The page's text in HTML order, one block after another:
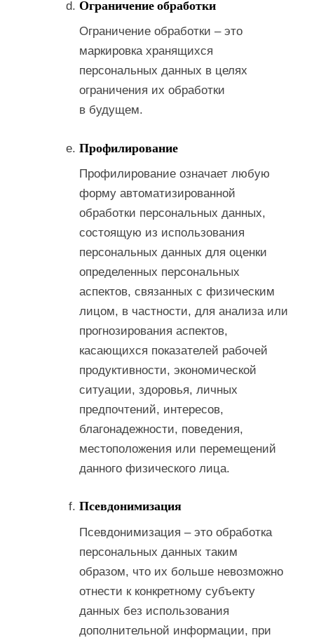
Ограничение обработки
Ограничение обработки – это
маркировка хранящихся
персональных данных в целях
ограничения их обработки
в будущем.
Профилирование
Профилирование означает любую
форму автоматизированной
обработки персональных данных,
состоящую из использования
персональных данных для оценки
определенных персональных
аспектов, связанных с физическим
лицом, в частности, для анализа или
прогнозирования аспектов,
касающихся показателей рабочей
продуктивности, экономической
ситуации, здоровья, личных
предпочтений, интересов,
благонадежности, поведения,
местоположения или перемещений
данного физического лица.
Псевдонимизация
Псевдонимизация – это обработка
персональных данных таким
образом, что их больше невозможно
отнести к конкретному субъекту
данных без использования
дополнительной информации, при